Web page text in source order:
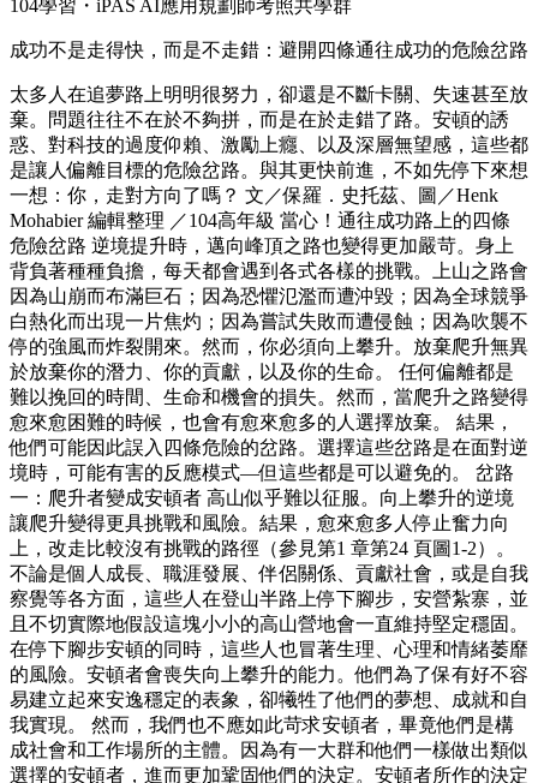
104學習・iPAS AI應用規劃師考照共學群
成功不是走得快，而是不走錯：避開四條通往成功的危險岔路
太多人在追夢路上明明很努力，卻還是不斷卡關、失速甚至放
棄。問題往往不在於不夠拼，而是在於走錯了路。安頓的誘
惑、對科技的過度仰賴、激勵上癮、以及深層無望感，這些都
是讓人偏離目標的危險岔路。與其更快前進，不如先停下來想
一想：你，走對方向了嗎？ 文／保羅．史托茲、圖／Henk
Mohabier 編輯整理 ／104高年級 當心！通往成功路上的四條
危險岔路 逆境提升時，邁向峰頂之路也變得更加嚴苛。身上
背負著種種負擔，每天都會遇到各式各樣的挑戰。上山之路會
因為山崩而布滿巨石；因為恐懼氾濫而遭沖毀；因為全球競爭
白熱化而出現一片焦灼；因為嘗試失敗而遭侵蝕；因為吹襲不
停的強風而炸裂開來。然而，你必須向上攀升。放棄爬升無異
於放棄你的潛力、你的貢獻，以及你的生命。 任何偏離都是
難以挽回的時間、生命和機會的損失。然而，當爬升之路變得
愈來愈困難的時候，也會有愈來愈多的人選擇放棄。 結果，
他們可能因此誤入四條危險的岔路。選擇這些岔路是在面對逆
境時，可能有害的反應模式—但這些都是可以避免的。 岔路
一：爬升者變成安頓者 高山似乎難以征服。向上攀升的逆境
讓爬升變得更具挑戰和風險。結果，愈來愈多人停止奮力向
上，改走比較沒有挑戰的路徑（參見第1 章第24 頁圖1-2）。
不論是個人成長、職涯發展、伴侶關係、貢獻社會，或是自我
察覺等各方面，這些人在登山半路上停下腳步，安營紮寨，並
且不切實際地假設這塊小小的高山營地會一直維持堅定穩固。
在停下腳步安頓的同時，這些人也冒著生理、心理和情緒萎靡
的風險。安頓者會喪失向上攀升的能力。他們為了保有好不容
易建立起來安逸穩定的表象，卻犧牲了他們的夢想、成就和自
我實現。 然而，我們也不應如此苛求安頓者，畢竟他們是構
成社會和工作場所的主體。因為有一大群和他們一樣做出類似
選擇的安頓者，進而更加鞏固他們的決定。安頓者所作的決定